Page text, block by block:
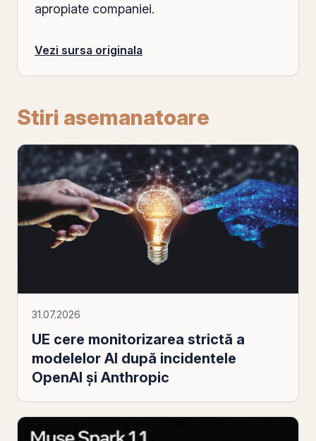
apropiate companiei.
Vezi sursa originala
Stiri asemanatoare
31.07.2026
UE cere monitorizarea strictă a
modelelor AI după incidentele
OpenAI și Anthropic